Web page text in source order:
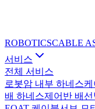
ROBOTICSCABLE
서비스
전체 서비스
로봇암 내부 하네스
배 하네스제어반 배선